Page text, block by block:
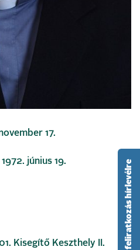
17.
június 19.
Kisegítő Keszthely II.
feliratkozás hírlevélre